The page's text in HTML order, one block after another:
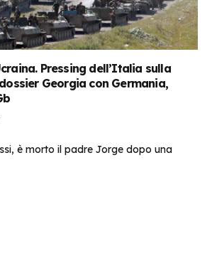
Pressing dell’Italia sulla
Georgia con Germania,